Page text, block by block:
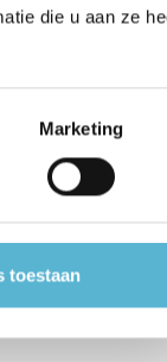
die u aan ze
Marketing
toestaan